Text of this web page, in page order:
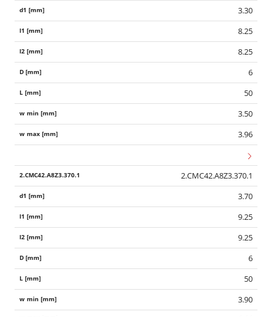
3.30
8.25
8.25
6
50
3.50
3.96
2.CMC42.A8Z3.370.1
3.70
9.25
9.25
6
50
3.90